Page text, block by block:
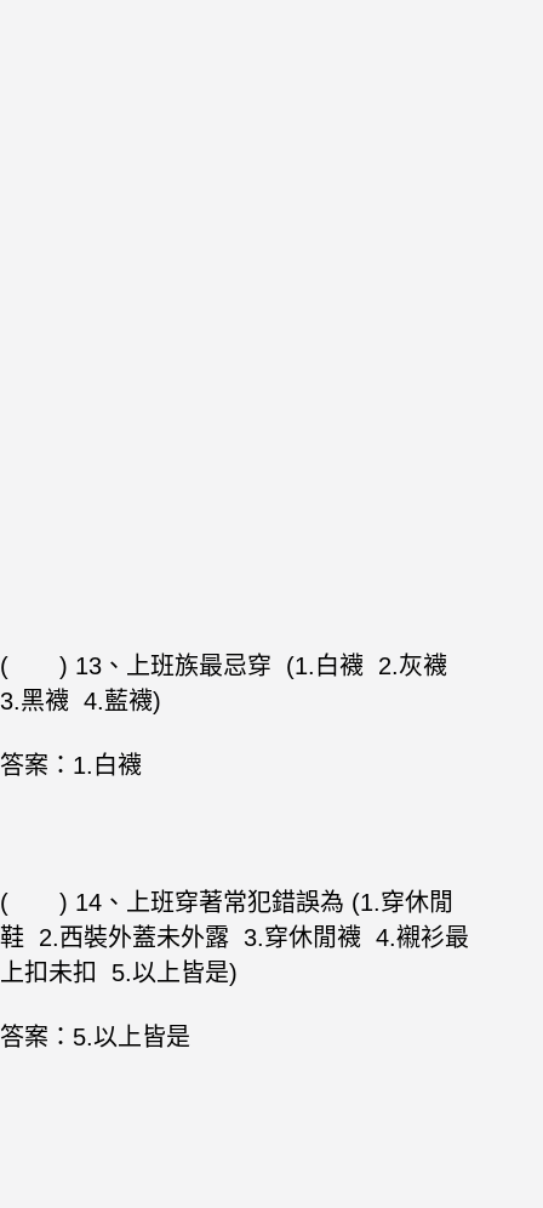
( ) 13、上班族最忌穿 (1.白襪 2.灰襪
3.黑襪 4.藍襪)
答案：1.白襪
( ) 14、上班穿著常犯錯誤為 (1.穿休閒
鞋 2.西裝外蓋未外露 3.穿休閒襪 4.襯衫最
上扣未扣 5.以上皆是)
答案：5.以上皆是